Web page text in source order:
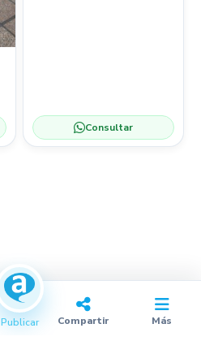
Consultar
Publicar Compartir Más